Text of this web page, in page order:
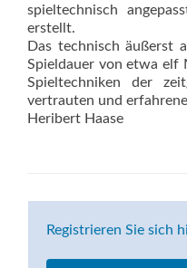
spieltechnisch
erstellt.
Das technisch äußerst
Spieldauer von etwa elf
Spieltechniken der
vertrauten und
Heribert Haase
Registrieren Sie sich